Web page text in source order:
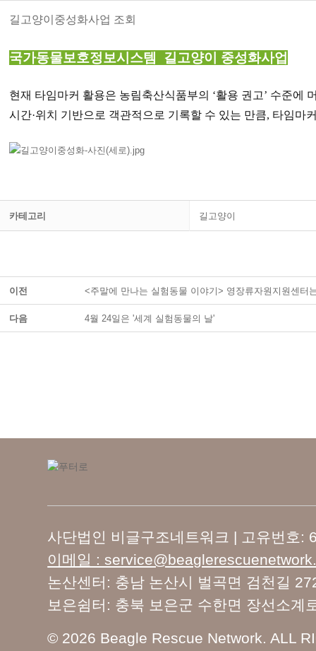
길고양이중성화사업 조회
국가동물보호정보시스템 길고양이 중성화사업
현재 타임마커 활용은 농림축산식품부의 ‘활용 권고’ 수준에
시간·위치 기반으로 객관적으로 기록할 수 있는 만큼, 타임
카테고리 길고양이
이전 <주말에 만나는 실험동물 이야기> 영장류자원지원센터
다음 4월 24일은 '세계 실험동물의 날'
사단법인 비글구조네트워크 | 고유번호:
이메일 :
논산센터: 충남 논산시 벌곡면 검천길
보은쉼터: 충북 보은군 수한면 장선소계
© 2026 Beagle Rescue Network. ALL